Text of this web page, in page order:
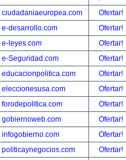
ciudadaniaeuropea.com
Ofertar!
e-desarrollo.com
Ofertar!
e-leyes.com
Ofertar!
e-Seguridad.com
Ofertar!
educacionpolitica.com
Ofertar!
eleccionesusa.com
Ofertar!
forodepolitica.com
Ofertar!
gobiernoweb.com
Ofertar!
infogobierno.com
Ofertar!
politicaynegocios.com
Ofertar!